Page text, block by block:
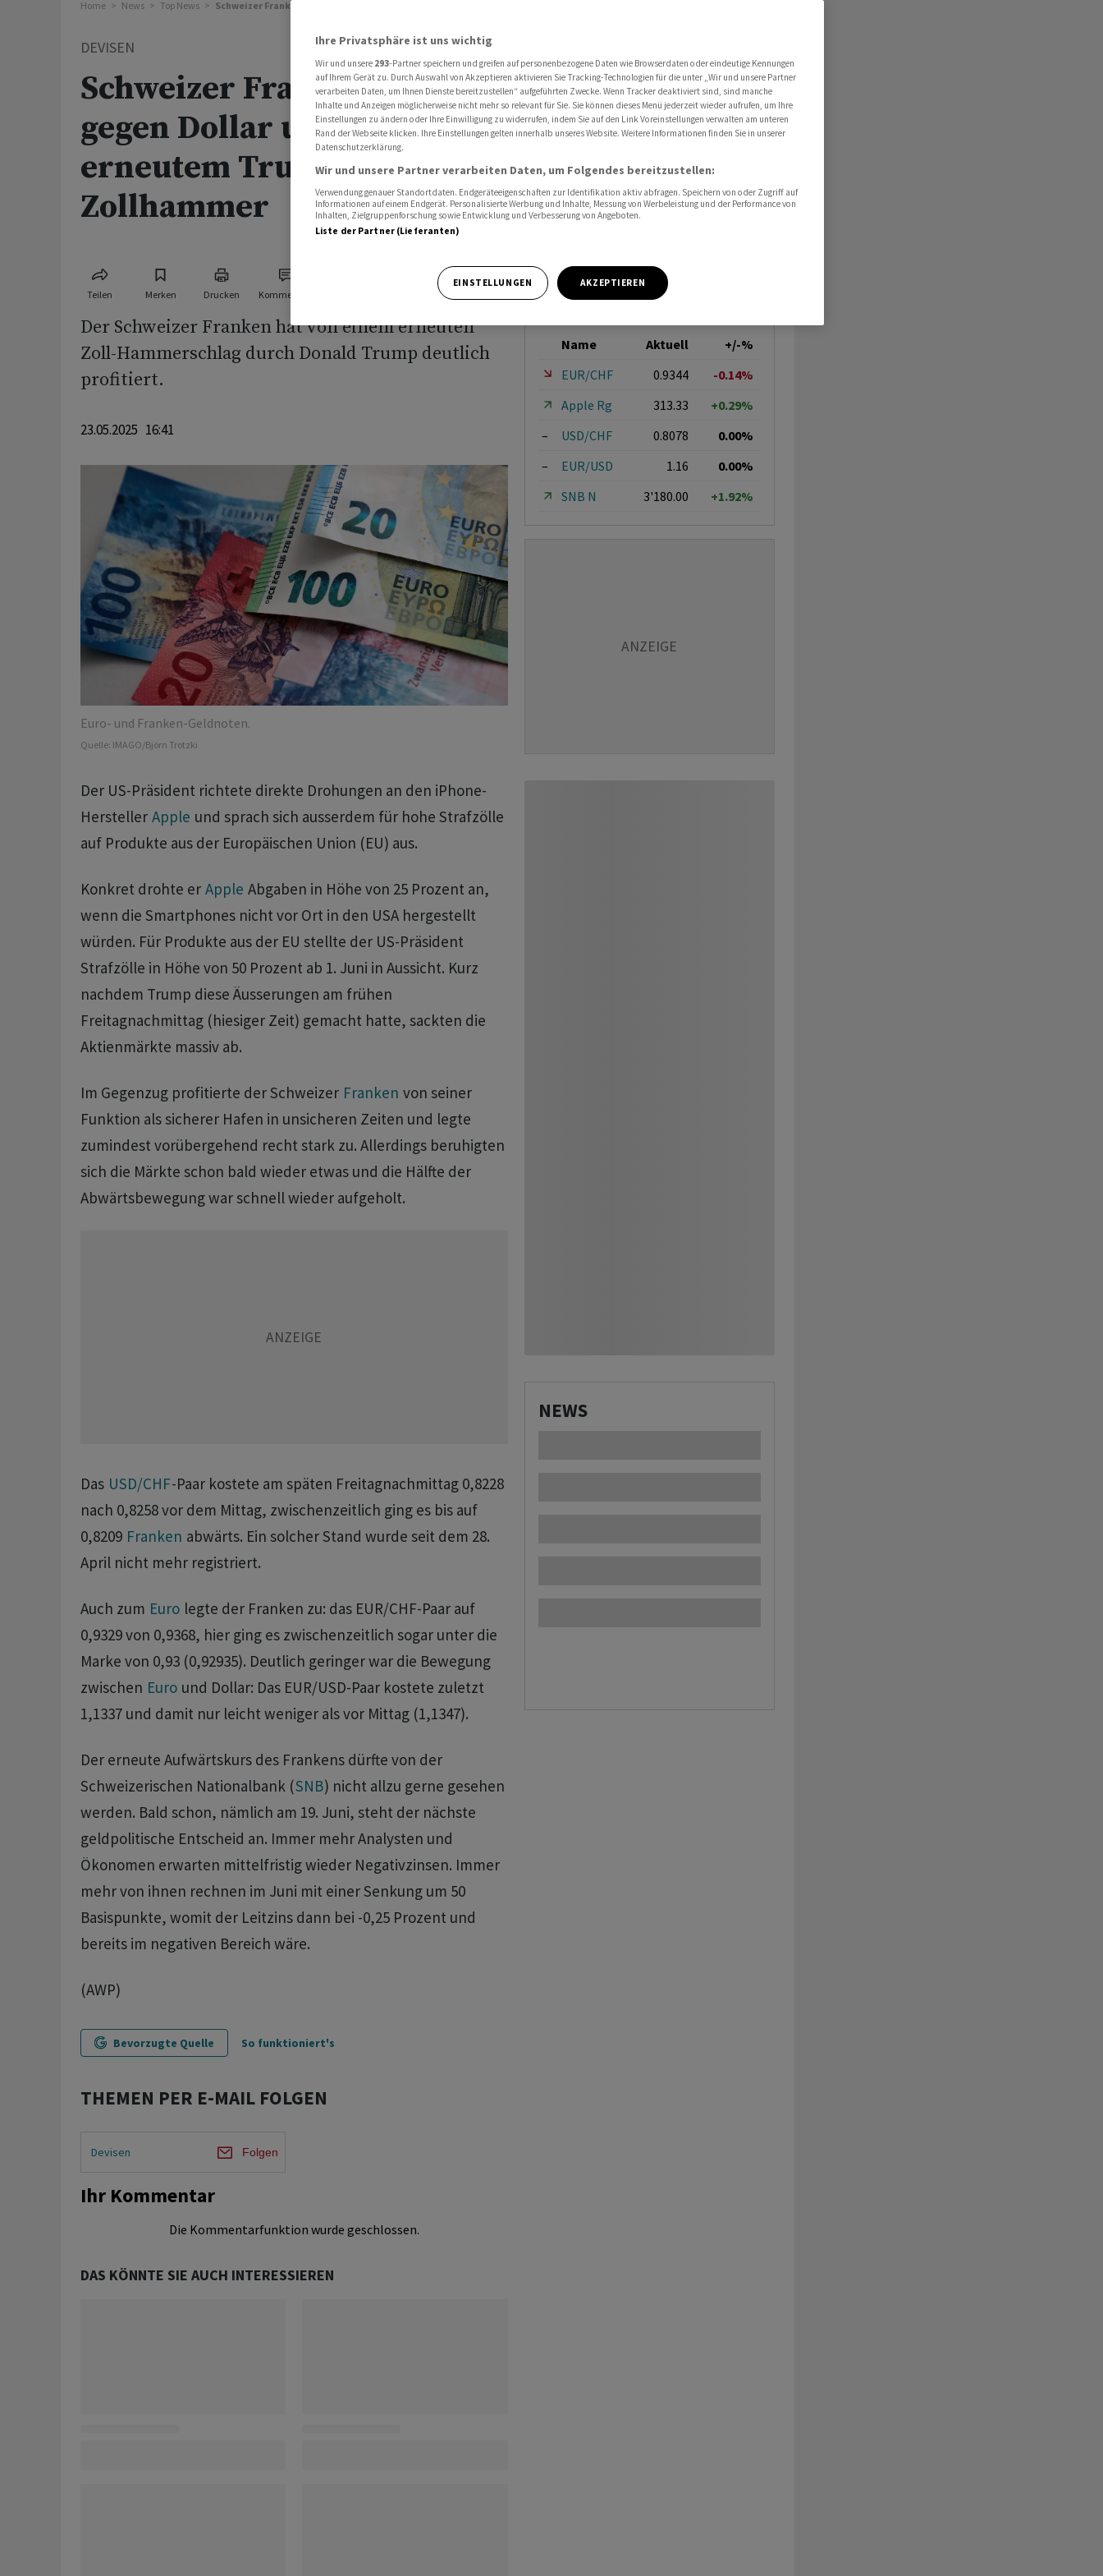
Home News Top News Schweizer Franken steigt gegen Dollar und Euro nach erneutem Trump-Zollhammer
DEVISEN
Schweizer Franken steigt
gegen Dollar und Euro nach
erneutem Trump-
Zollhammer
Teilen Merken Drucken Kommentare
Der Schweizer Franken hat von einem erneuten
Zoll-Hammerschlag durch Donald Trump deutlich
profitiert.
23.05.2025 16:41
Euro- und Franken-Geldnoten.
Quelle: IMAGO/Björn Trotzki
Der US-Präsident richtete direkte Drohungen an den iPhone-
Hersteller Apple und sprach sich ausserdem für hohe Strafzölle
auf Produkte aus der Europäischen Union (EU) aus.
Konkret drohte er Apple Abgaben in Höhe von 25 Prozent an,
wenn die Smartphones nicht vor Ort in den USA hergestellt
würden. Für Produkte aus der EU stellte der US-Präsident
Strafzölle in Höhe von 50 Prozent ab 1. Juni in Aussicht. Kurz
nachdem Trump diese Äusserungen am frühen
Freitagnachmittag (hiesiger Zeit) gemacht hatte, sackten die
Aktienmärkte massiv ab.
Im Gegenzug profitierte der Schweizer Franken von seiner
Funktion als sicherer Hafen in unsicheren Zeiten und legte
zumindest vorübergehend recht stark zu. Allerdings beruhigten
sich die Märkte schon bald wieder etwas und die Hälfte der
Abwärtsbewegung war schnell wieder aufgeholt.
Das USD/CHF-Paar kostete am späten Freitagnachmittag 0,8228
nach 0,8258 vor dem Mittag, zwischenzeitlich ging es bis auf
0,8209 Franken abwärts. Ein solcher Stand wurde seit dem 28.
April nicht mehr registriert.
Auch zum Euro legte der Franken zu: das EUR/CHF-Paar auf
0,9329 von 0,9368, hier ging es zwischenzeitlich sogar unter die
Marke von 0,93 (0,92935). Deutlich geringer war die Bewegung
zwischen Euro und Dollar: Das EUR/USD-Paar kostete zuletzt
1,1337 und damit nur leicht weniger als vor Mittag (1,1347).
Der erneute Aufwärtskurs des Frankens dürfte von der
Schweizerischen Nationalbank (SNB) nicht allzu gerne gesehen
werden. Bald schon, nämlich am 19. Juni, steht der nächste
geldpolitische Entscheid an. Immer mehr Analysten und
Ökonomen erwarten mittelfristig wieder Negativzinsen. Immer
mehr von ihnen rechnen im Juni mit einer Senkung um 50
Basispunkte, womit der Leitzins dann bei -0,25 Prozent und
bereits im negativen Bereich wäre.
(AWP)
Bevorzugte Quelle So funktioniert's
THEMEN PER E-MAIL FOLGEN
Devisen Folgen
Ihr Kommentar
Die Kommentarfunktion wurde geschlossen.
DAS KÖNNTE SIE AUCH INTERESSIEREN
Name Aktuell
+/-%
EUR/CHF
0.9344
-0.14%
Apple Rg
313.33
+0.29%
–
USD/CHF 0.8078
0.00%
–
EUR/USD 1.16
0.00%
SNB N
3'180.00 +1.92%
NEWS
Ihre Privatsphäre ist uns wichtig
Wir und unsere 293-Partner speichern und greifen auf personenbezogene Daten wie Browserdaten oder eindeutige Kennungen
auf Ihrem Gerät zu. Durch Auswahl von Akzeptieren aktivieren Sie Tracking-Technologien für die unter „Wir und unsere Partner
verarbeiten Daten, um Ihnen Dienste bereitzustellen“ aufgeführten Zwecke. Wenn Tracker deaktiviert sind, sind manche
Inhalte und Anzeigen möglicherweise nicht mehr so relevant für Sie. Sie können dieses Menü jederzeit wieder aufrufen, um Ihre
Einstellungen zu ändern oder Ihre Einwilligung zu widerrufen, indem Sie auf den Link Voreinstellungen verwalten am unteren
Rand der Webseite klicken. Ihre Einstellungen gelten innerhalb unseres Website. Weitere Informationen finden Sie in unserer
Datenschutzerklärung.
Wir und unsere Partner verarbeiten Daten, um Folgendes bereitzustellen:
Verwendung genauer Standortdaten. Endgeräteeigenschaften zur Identifikation aktiv abfragen. Speichern von oder Zugriff auf
Informationen auf einem Endgerät. Personalisierte Werbung und Inhalte, Messung von Werbeleistung und der Performance von
Inhalten, Zielgruppenforschung sowie Entwicklung und Verbesserung von Angeboten.
Liste der Partner (Lieferanten)
EINSTELLUNGEN AKZEPTIEREN